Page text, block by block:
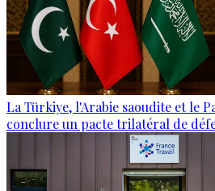
La Türkiye, l'Arabie saoudite et le
conclure un pacte trilatéral de